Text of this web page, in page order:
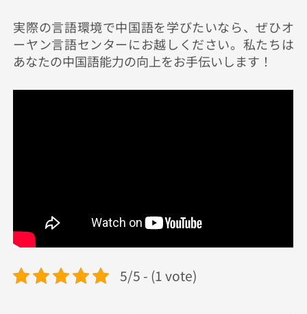
実際の言語環境で中国語を学びたいなら、ぜひオ
ーヤン言語センターにお越しください。私たちは
あなたの中国語能力の向上をお手伝いします！
5/5 - (1 vote)